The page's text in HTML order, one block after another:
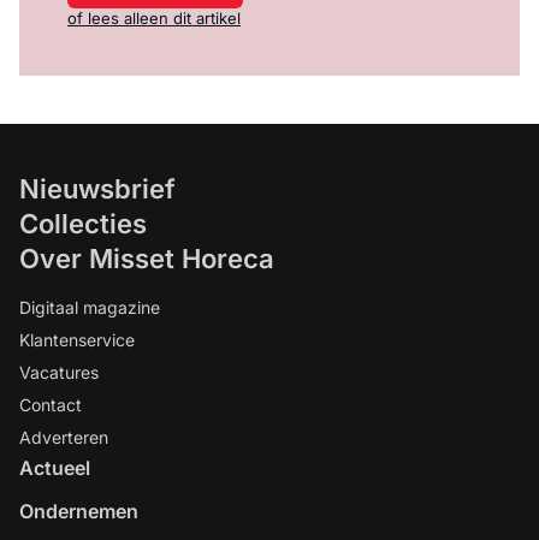
of lees alleen dit artikel
Nieuwsbrief
Collecties
Over Misset Horeca
Digitaal magazine
Klantenservice
Vacatures
Contact
Adverteren
Actueel
Ondernemen